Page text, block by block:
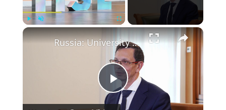
Fullscreen
Play
Russia: University rector discusses China education cooperation in Moscow.